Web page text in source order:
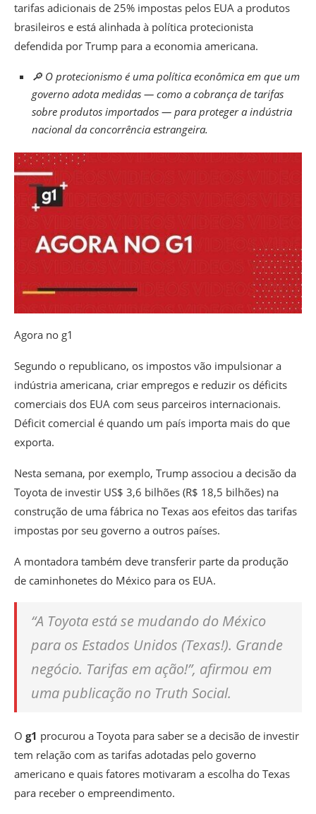
tarifas adicionais de 25% impostas pelos EUA a produtos
brasileiros e está alinhada à política protecionista
defendida por Trump para a economia americana.
🔎 O protecionismo é uma política econômica em que um
governo adota medidas — como a cobrança de tarifas
sobre produtos importados — para proteger a indústria
nacional da concorrência estrangeira.
Agora no g1
Segundo o republicano, os impostos vão impulsionar a
indústria americana, criar empregos e reduzir os déficits
comerciais dos EUA com seus parceiros internacionais.
Déficit comercial é quando um país importa mais do que
exporta.
Nesta semana, por exemplo, Trump associou a decisão da
Toyota de investir US$ 3,6 bilhões (R$ 18,5 bilhões) na
construção de uma fábrica no Texas aos efeitos das tarifas
impostas por seu governo a outros países.
A montadora também deve transferir parte da produção
de caminhonetes do México para os EUA.
“A Toyota está se mudando do México
para os Estados Unidos (Texas!). Grande
negócio. Tarifas em ação!”, afirmou em
uma publicação no Truth Social.
O g1 procurou a Toyota para saber se a decisão de investir
tem relação com as tarifas adotadas pelo governo
americano e quais fatores motivaram a escolha do Texas
para receber o empreendimento.